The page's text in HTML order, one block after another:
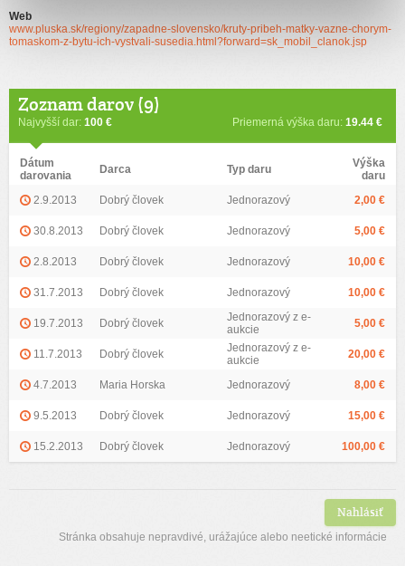
Web
www.pluska.sk/regiony/zapadne-slovensko/kruty-pribeh-matky-vazne-chorym-
tomaskom-z-bytu-ich-vystvali-susedia.html?forward=sk_mobil_clanok.jsp
Zoznam darov (9)
Najvyšší dar: 100 € Priemerná výška daru: 19.44 €
Dátum
darovania
Darca Typ daru
Výška
daru
2.9.2013
Dobrý človek Jednorazový 2,00 €
30.8.2013 Dobrý človek Jednorazový 5,00 €
2.8.2013 Dobrý človek Jednorazový 10,00 €
31.7.2013 Dobrý človek Jednorazový 10,00 €
19.7.2013 Dobrý človek
Jednorazový z e-
aukcie
5,00 €
11.7.2013 Dobrý človek
Jednorazový z e-
aukcie
20,00 €
4.7.2013 Maria Horska Jednorazový 8,00 €
9.5.2013 Dobrý človek Jednorazový 15,00 €
15.2.2013 Dobrý človek Jednorazový 100,00 €
Nahlásiť
Stránka obsahuje nepravdivé, urážajúce alebo neetické informácie